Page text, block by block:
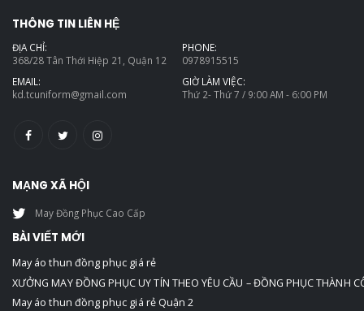
THÔNG TIN LIÊN HỆ
ĐỊA CHỈ:
368/28 Tân Thới Hiệp 21, Quận 12
PHONE:
0978915515
EMAIL:
kd.tcuniform@gmail.com
GIỜ LÀM VIỆC:
Thứ 2- Thứ 7 / 9:00 AM - 6:00 PM
MẠNG XÃ HỘI
May Đồng Phục Cao Cấp
BÀI VIẾT MỚI
May áo thun đồng phục giá rẻ
XƯỞNG MAY ĐỒNG PHỤC UY TÍN THEO YÊU CẦU – ĐỒNG PHỤC THÀNH
May áo thun đồng phục giá rẻ Quận 2